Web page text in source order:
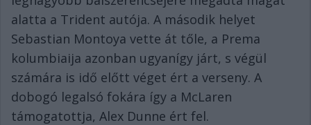
alatta a Trident autója. A második helyet
Sebastian Montoya vette át tőle, a Prema
kolumbiaija azonban ugyanígy járt, s végül
számára is idő előtt véget ért a verseny. A
dobogó legalsó fokára így a McLaren
támogatottja, Alex Dunne ért fel.